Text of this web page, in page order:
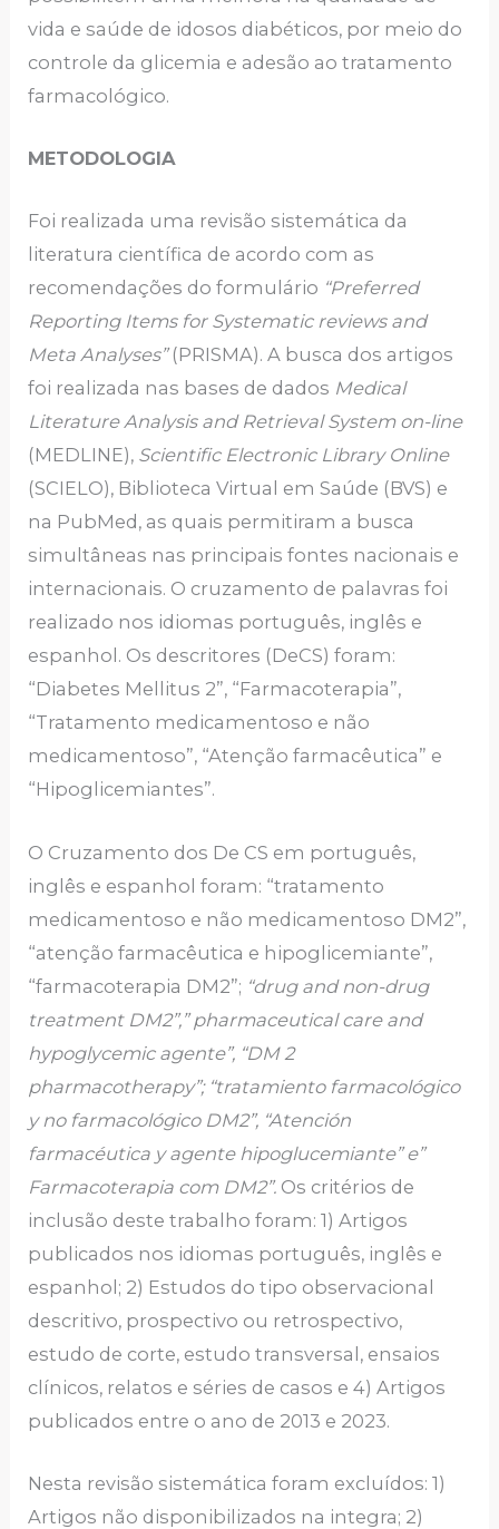
vida e saúde de idosos diabéticos, por meio do
controle da glicemia e adesão ao tratamento
farmacológico.
METODOLOGIA
Foi realizada uma revisão sistemática da
literatura científica de acordo com as
recomendações do formulário “Preferred
Reporting Items for Systematic reviews and
Meta Analyses”(PRISMA). A busca dos artigos
foi realizada nas bases de dados Medical
Literature Analysis and Retrieval System on-line
(MEDLINE), Scientific Electronic Library Online
(SCIELO), Biblioteca Virtual em Saúde (BVS) e
na PubMed, as quais permitiram a busca
simultâneas nas principais fontes nacionais e
internacionais. O cruzamento de palavras foi
realizado nos idiomas português, inglês e
espanhol. Os descritores (DeCS) foram:
“Diabetes Mellitus 2”, “Farmacoterapia”,
“Tratamento medicamentoso e não
medicamentoso”, “Atenção farmacêutica” e
“Hipoglicemiantes”.
O Cruzamento dos De CS em português,
inglês e espanhol foram: “tratamento
medicamentoso e não medicamentoso DM2”,
“atenção farmacêutica e hipoglicemiante”,
“farmacoterapia DM2”; “drug and non-drug
treatment DM2”,” pharmaceutical care and
hypoglycemic agente”, “DM 2
pharmacotherapy”; “tratamiento farmacológico
y no farmacológico DM2”, “Atención
farmacéutica y agente hipoglucemiante” e”
Farmacoterapia com DM2”. Os critérios de
inclusão deste trabalho foram: 1) Artigos
publicados nos idiomas português, inglês e
espanhol; 2) Estudos do tipo observacional
descritivo, prospectivo ou retrospectivo,
estudo de corte, estudo transversal, ensaios
clínicos, relatos e séries de casos e 4) Artigos
publicados entre o ano de 2013 e 2023.
Nesta revisão sistemática foram excluídos: 1)
Artigos não disponibilizados na integra; 2)